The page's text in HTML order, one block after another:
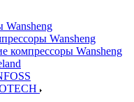
Wansheng
Wansheng
компрессоры Wansheng